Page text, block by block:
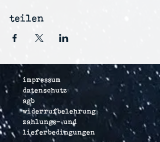
teilen
impressum
datenschutz
agb
widerrufbelehrung
zahlungs- und
lieferbedingungen